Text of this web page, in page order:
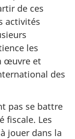
de ces
activités
les
œuvre et
des
pas se battre
fiscale. Les
jouer dans la